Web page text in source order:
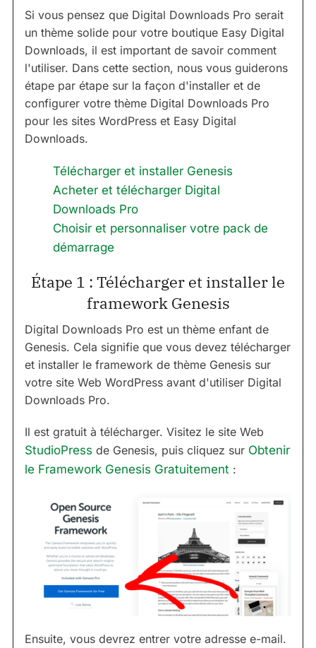
Si vous pensez que Digital Downloads Pro serait
un thème solide pour votre boutique Easy Digital
Downloads, il est important de savoir comment
l'utiliser. Dans cette section, nous vous guiderons
étape par étape sur la façon d'installer et de
configurer votre thème Digital Downloads Pro
pour les sites WordPress et Easy Digital
Downloads.
Télécharger et installer Genesis
Acheter et télécharger Digital
Downloads Pro
Choisir et personnaliser votre pack de
démarrage
Étape 1 : Télécharger et installer le
framework Genesis
Digital Downloads Pro est un thème enfant de
Genesis. Cela signifie que vous devez télécharger
et installer le framework de thème Genesis sur
votre site Web WordPress avant d'utiliser Digital
Downloads Pro.
Il est gratuit à télécharger. Visitez le site Web
StudioPress de Genesis, puis cliquez sur Obtenir
le Framework Genesis Gratuitement :
Ensuite, vous devrez entrer votre adresse e-mail.